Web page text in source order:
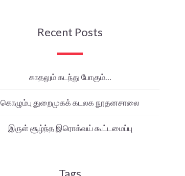
Recent Posts
காதலும் கடந்து போகும்…
கொழும்பு துறைமுகக் கடலக நூதனசாலை
இருள் சூழ்ந்த இரொக்வய் கூட்டமைப்பு
Tags